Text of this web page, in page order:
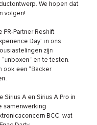
We hopen dat
volgen!
Partner Reshift
Day” in ons
zijn
en te testen.
ook een “Backer
Sirius A en Sirius A Pro in
samenwerking
BCC, wat